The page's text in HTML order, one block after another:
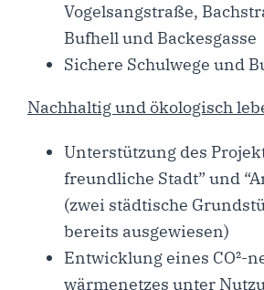
Vogel­s­ang­stra­ße,
Buf­hell und Backesgasse
Siche­re Schul­we­ge und
Nach­hal­tig und öko­lo­gisch
Unter­stüt­zung des
freund­li­che Stadt” und
(zwei städ­ti­sche
bereits ausgewiesen)
Ent­wick­lung eines CO²-
wär­me­net­zes unter